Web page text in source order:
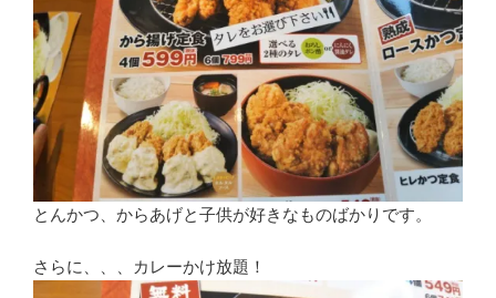
とんかつ、からあげと子供が好きなものばかりです。
さらに、、、カレーかけ放題！